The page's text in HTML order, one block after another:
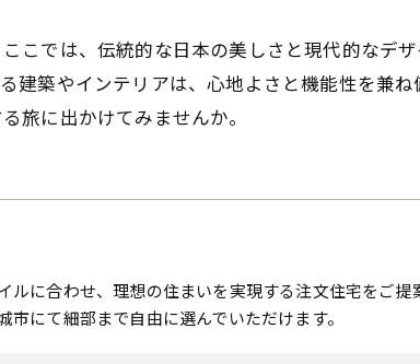
こでは、伝統的な日本の美しさと現代的なデ
建築やインテリアは、心地よさと機能性を兼
旅に出かけてみませんか。
ルに合わせ、理想の住まいを実現する注文住宅をご
にて細部まで自由に選んでいただけます。